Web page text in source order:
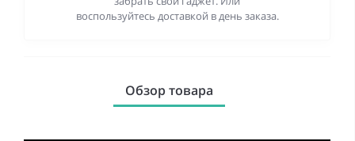
воспользуйтесь доставкой в день заказа.
Обзор товара